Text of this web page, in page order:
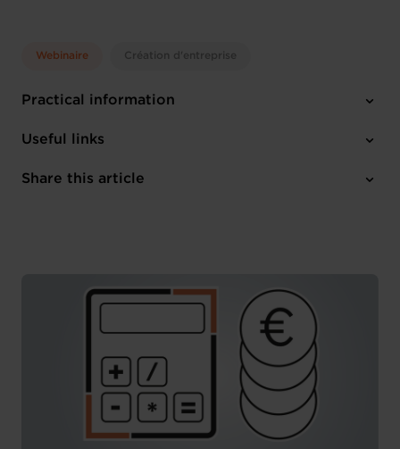
Webinaire Création d'entreprise
Practical information
Tuesday 16 Jun 2026
French
Useful links
Register here
Share this article